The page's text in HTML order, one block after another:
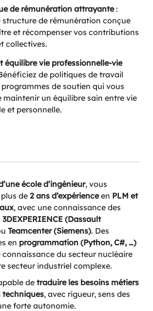
de rémunération attrayante:
structure de rémunération conçue
et récompenser vos contributions
collectives.
équilibre vie professionnelle-vie
de politiques de travail
de soutien qui vous
maintenir un équilibre sain entre vie
et personnelle.
école d’ingénieur, vous
de 2 ans d’expérienceen PLM et
, avec une connaissance des
3DEXPERIENCE (Dassault
Teamcenter (Siemens). Des
en programmation (Python, C#, …)
connaissance du secteur nucléaire
secteur industriel complexe.
de traduire les besoins métiers
techniques, avec rigueur, sens des
forte autonomie.